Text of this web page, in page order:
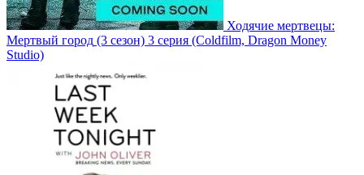
Ходячие мертвецы:
Мертвый город (3 сезон) 3 серия (Coldfilm, Dragon Money
Studio)